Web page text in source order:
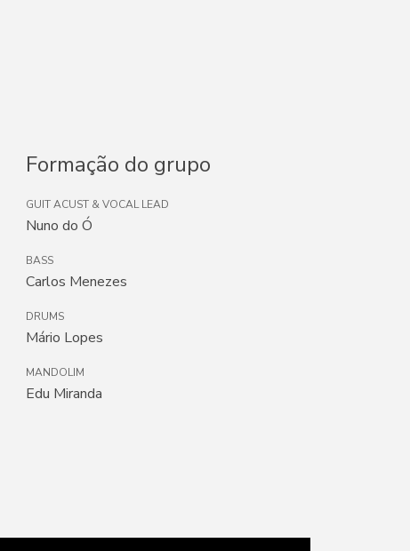
Formação do grupo
GUIT ACUST & VOCAL LEAD
Nuno do Ó
BASS
Carlos Menezes
DRUMS
Mário Lopes
MANDOLIM
Edu Miranda